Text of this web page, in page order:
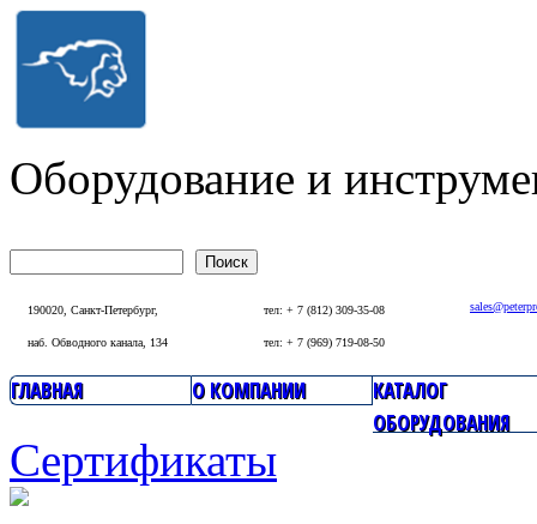
Перейти к основному содержанию
Оборудование и
Форма поиска
190020, Санкт-Петербург,
наб. Обводного канала, 134
тел: + 7 (812) 309-35-08
тел: + 7 (969) 719-08-50
Главное меню
ГЛАВНАЯ О КОМПАНИИ КАТАЛОГ
ОБОРУДОВАНИЯ
Сертификаты